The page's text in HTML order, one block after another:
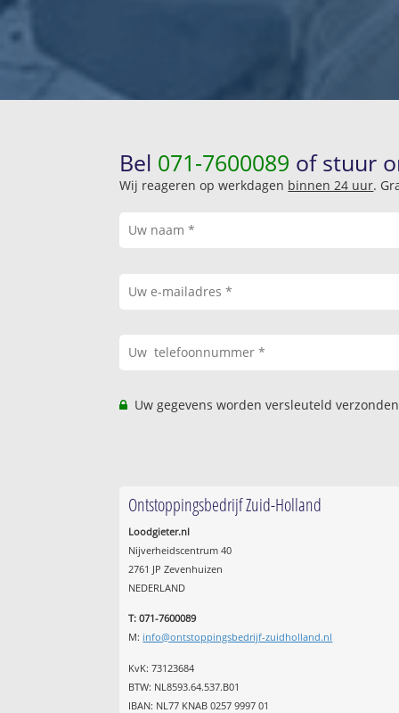
Bel 071-7600089 of stuur
Wij reageren op werkdagen binnen 24 uur.
Uw gegevens worden versleuteld
Ontstoppingsbedrijf Zuid-Holland
Loodgieter.nl
Nijverheidscentrum 40
2761 JP Zevenhuizen
NEDERLAND
T: 071-7600089
M: info@ontstoppingsbedrijf-zuidholland.nl
KvK: 73123684
BTW: NL8593.64.537.B01
IBAN: NL77 KNAB 0257 9997 01